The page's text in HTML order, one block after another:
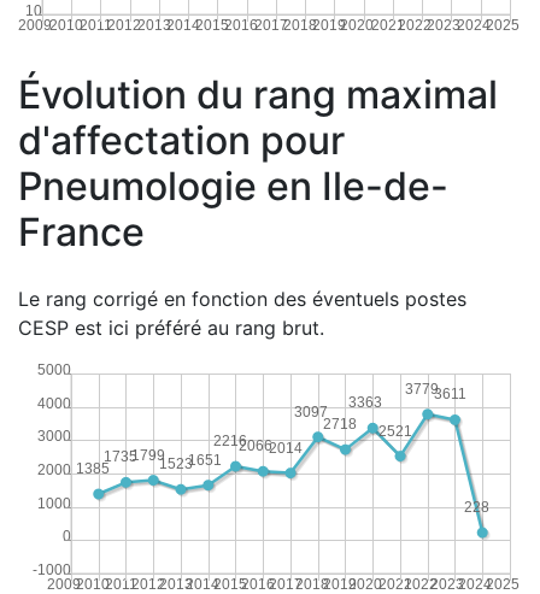
20092010201120122013201420152016201720182019202020212022202320242025
10
Évolution du rang maximal
d'affectation pour
Pneumologie en Ile-de-
France
Le rang corrigé en fonction des éventuels postes
CESP est ici préféré au rang brut.
20092010201120122013201420152016201720182019202020212022202320242025
-1000
0
1000
2000
3000
4000
5000
228
3611
3779
2521
3363
2718
3097
2014
2066
2216
1651
1523
1799
1735
1385